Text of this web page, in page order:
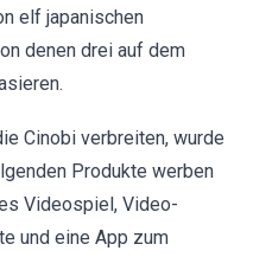
elf japanischen
denen drei auf dem
Cinobi verbreiten, wurde
Produkte werben
Videospiel, Video-
und eine App zum